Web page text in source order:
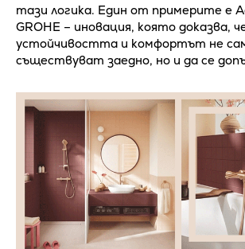
тази логика. Един от примерите е
GROHE – иновация, която доказва,
устойчивостта и комфортът не
съществуват заедно, но и да се